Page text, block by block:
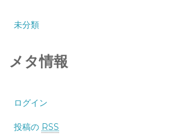
未分類
メタ情報
ログイン
投稿の RSS